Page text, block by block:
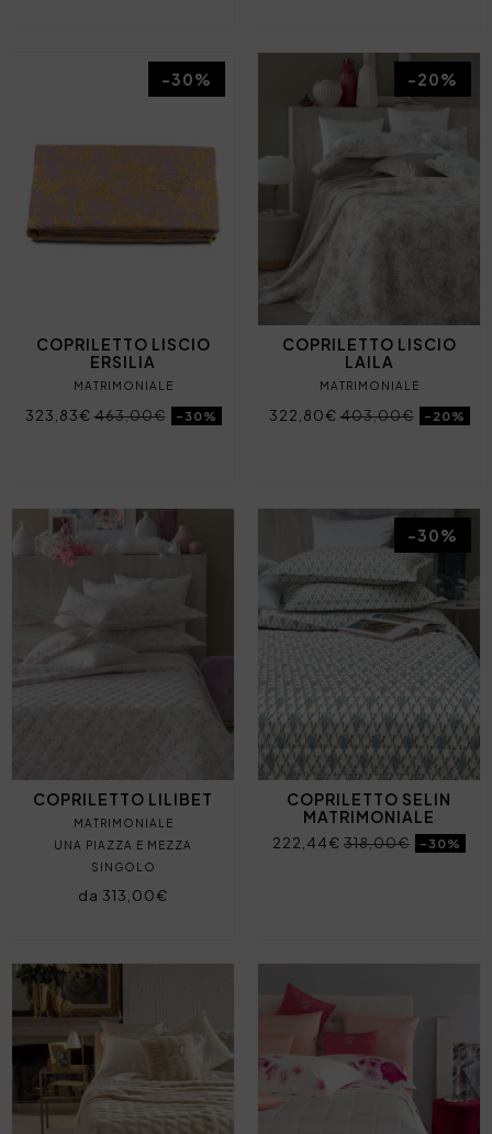
COPRILETTO LISCIO
ERSILIA
MATRIMONIALE
323,83€463,00€ -30%
-30%
COPRILETTO LISCIO
LAILA
MATRIMONIALE
322,80€403,00€ -20%
-20%
COPRILETTO LILIBET
MATRIMONIALE
UNA PIAZZA E MEZZA
SINGOLO
da 313,00€
COPRILETTO SELIN
MATRIMONIALE
222,44€ 318,00€ -30%
-30%